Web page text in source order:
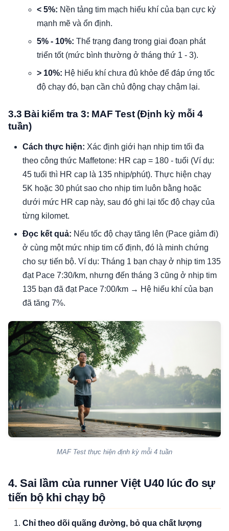
< 5%: Nền tảng tim mạch hiếu khí của bạn cực kỳ
mạnh mẽ và ổn định.
5% - 10%: Thể trạng đang trong giai đoạn phát
triển tốt (mức bình thường ở tháng thứ 1 - 3).
> 10%: Hệ hiếu khí chưa đủ khỏe để đáp ứng tốc
độ chạy đó, bạn cần chủ động chạy chậm lại.
3.3 Bài kiểm tra 3: MAF Test (Định kỳ mỗi 4
tuần)
Cách thực hiện: Xác định giới hạn nhịp tim tối đa
theo công thức Maffetone: HR cap = 180 - tuổi (Ví dụ:
45 tuổi thì HR cap là 135 nhịp/phút). Thực hiện chạy
5K hoặc 30 phút sao cho nhịp tim luôn bằng hoặc
dưới mức HR cap này, sau đó ghi lại tốc độ chạy của
từng kilomet.
Đọc kết quả: Nếu tốc độ chạy tăng lên (Pace giảm đi)
ở cùng một mức nhịp tim cố định, đó là minh chứng
cho sự tiến bộ. Ví dụ: Tháng 1 bạn chạy ở nhịp tim 135
đạt Pace 7:30/km, nhưng đến tháng 3 cũng ở nhịp tim
135 bạn đã đạt Pace 7:00/km → Hệ hiếu khí của bạn
đã tăng 7%.
MAF Test thực hiện định kỳ mỗi 4 tuần
4. Sai lầm của runner Việt U40 lúc đo sự
tiến bộ khi chạy bộ
Chỉ theo dõi quãng đường, bỏ qua chất lượng